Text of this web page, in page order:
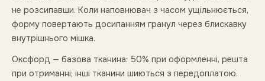
не розсипавши. Коли наповнювач з часом ущільнюється,
форму повертають досипанням гранул через блискавку
внутрішнього мішка.
Оксфорд — базова тканина: 50% при оформленні, решта
при отриманні; інші тканини шиються з передоплатою.